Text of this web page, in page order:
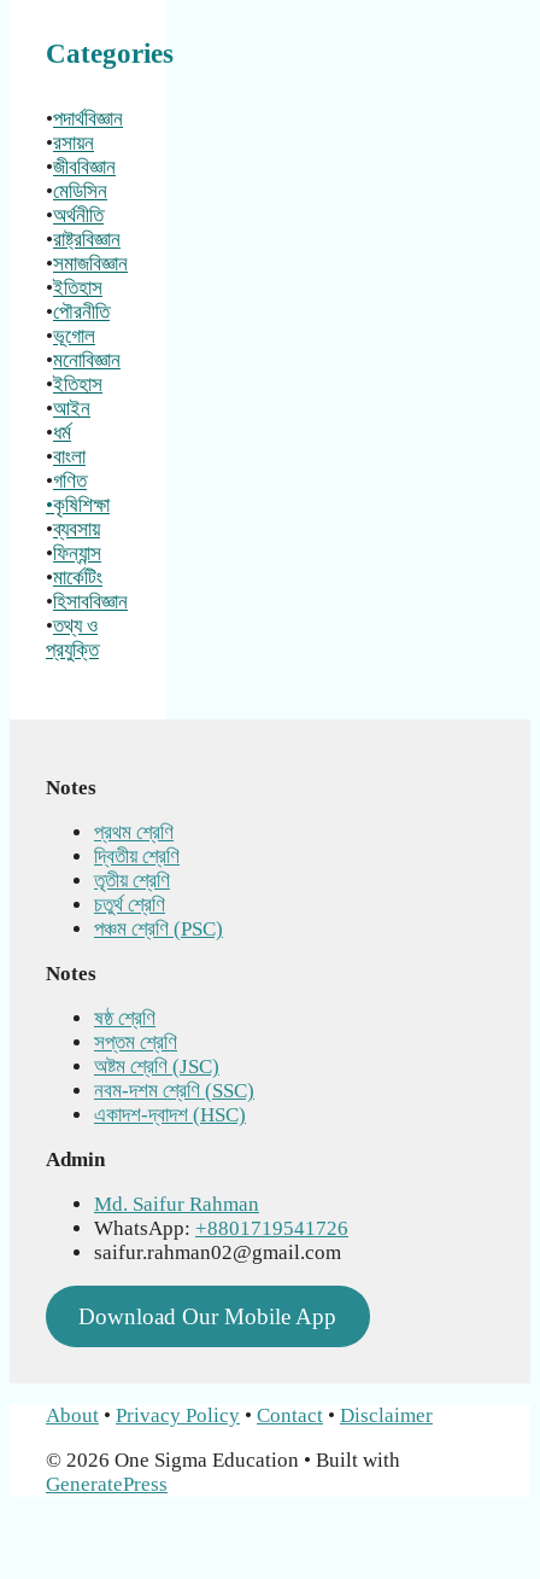
Categories
•পদার্থবিজ্ঞান
•রসায়ন
•জীববিজ্ঞান
•মেডিসিন
•অর্থনীতি
•রাষ্ট্রবিজ্ঞান
•সমাজবিজ্ঞান
•ইতিহাস
•পৌরনীতি
•ভূগোল
•মনোবিজ্ঞান
•ইতিহাস
•আইন
•ধর্ম
•বাংলা
•গণিত
•কৃষিশিক্ষা
•ব্যবসায়
•ফিন্যান্স
•মার্কেটিং
•হিসাববিজ্ঞান
•তথ্য ও
প্রযুক্তি
Notes
প্রথম শ্রেণি
দ্বিতীয় শ্রেণি
তৃতীয় শ্রেণি
চতুর্থ শ্রেণি
পঞ্চম শ্রেণি (PSC)
Notes
ষষ্ঠ শ্রেণি
সপ্তম শ্রেণি
অষ্টম শ্রেণি (JSC)
নবম-দশম শ্রেণি (SSC)
একাদশ-দ্বাদশ (HSC)
Admin
Md. Saifur Rahman
WhatsApp: +8801719541726
saifur.rahman02@gmail.com
Download Our Mobile App
About • Privacy Policy • Contact • Disclaimer
© 2026 One Sigma Education • Built with
GeneratePress